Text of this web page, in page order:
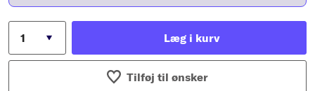
Læg i kurv
Tilføj til ønsker